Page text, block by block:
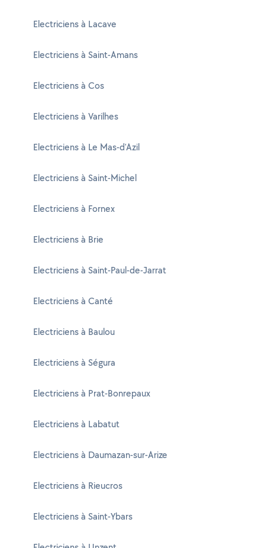
Electriciens à Lacave
Electriciens à Saint-Amans
Electriciens à Cos
Electriciens à Varilhes
Electriciens à Le Mas-d'Azil
Electriciens à Saint-Michel
Electriciens à Fornex
Electriciens à Brie
Electriciens à Saint-Paul-de-Jarrat
Electriciens à Canté
Electriciens à Baulou
Electriciens à Ségura
Electriciens à Prat-Bonrepaux
Electriciens à Labatut
Electriciens à Daumazan-sur-Arize
Electriciens à Rieucros
Electriciens à Saint-Ybars